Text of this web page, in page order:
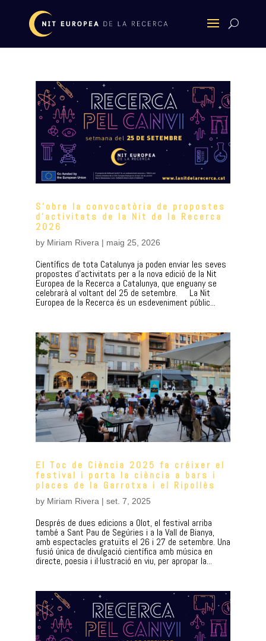
S’obre la convocatòria de propostes
d’activitats de la Nit de la Recerca
2026
by Miriam Rivera | maig 25, 2026
Científics de tota Catalunya ja poden enviar les seves
propostes d’activitats per a la nova edició de la Nit
Europea de la Recerca a Catalunya, que enguany se
celebrarà al voltant del 25 de setembre. La Nit
Europea de la Recerca és un esdeveniment públic...
El Toc de Ciència 2025 fa créixer el
festival i porta la ciència a bars i
places de la Garrotxa i el Ripollès
by Miriam Rivera | set. 7, 2025
Després de dues edicions a Olot, el festival arriba
també a Sant Pau de Segúries i a la Vall de Bianya,
amb espectacles gratuïts el 26 i 27 de setembre. Una
fusió única de divulgació científica amb música en
directe, poesia i il·lustració en viu, per apropar la...